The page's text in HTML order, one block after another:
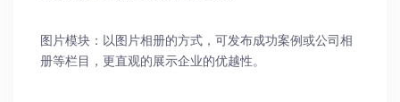
图片模块：以图片相册的方式，可发布成功案例或公司相
册等栏目，更直观的展示企业的优越性。